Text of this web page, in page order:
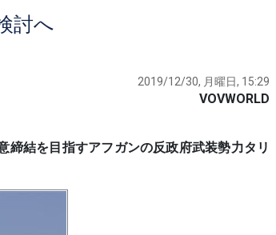
討へ
2019/12/30, 月曜日, 15:29
VOVWORLD
締結を目指すアフガンの反政府武装勢力タリ